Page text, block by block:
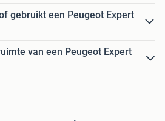
gebruikt een Peugeot Expert
van een Peugeot Expert